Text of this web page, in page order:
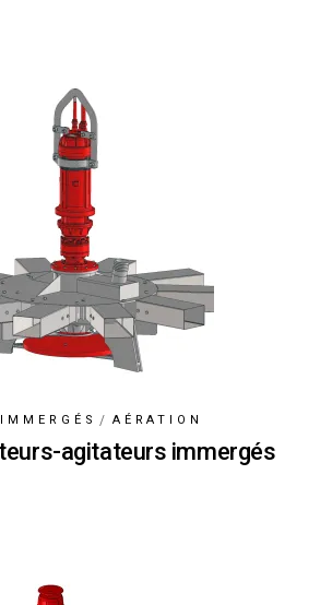
AÉRATION
agitateurs immergés